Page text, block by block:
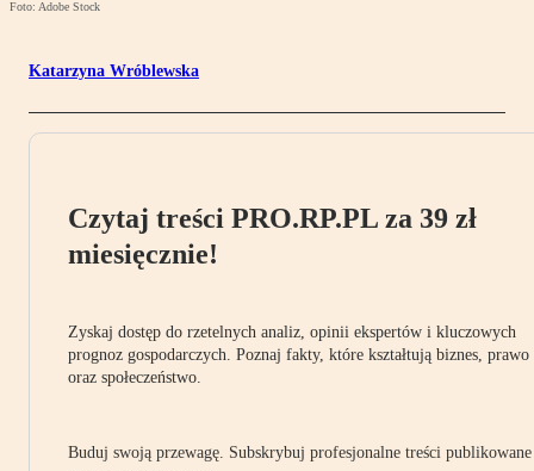
Foto: Adobe Stock
Katarzyna Wróblewska
Czytaj treści PRO.RP.PL za 39 zł
miesięcznie!
Zyskaj dostęp do rzetelnych analiz, opinii ekspertów i kluczowych
prognoz gospodarczych. Poznaj fakty, które kształtują biznes, prawo
oraz społeczeństwo.
Buduj swoją przewagę. Subskrybuj profesjonalne treści publikowane